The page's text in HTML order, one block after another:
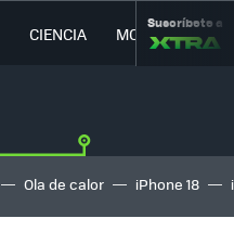
CIENCIA MOVILIDAD
Suscríbete a
Ola de calor iPhone 18